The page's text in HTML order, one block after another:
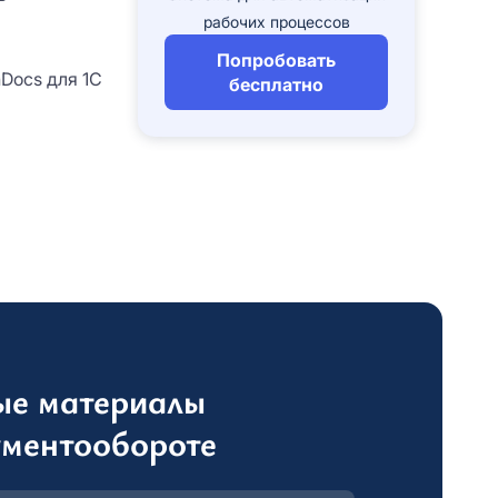
для 1С
рабочих процессов
Попробовать
бесплатно
материалы